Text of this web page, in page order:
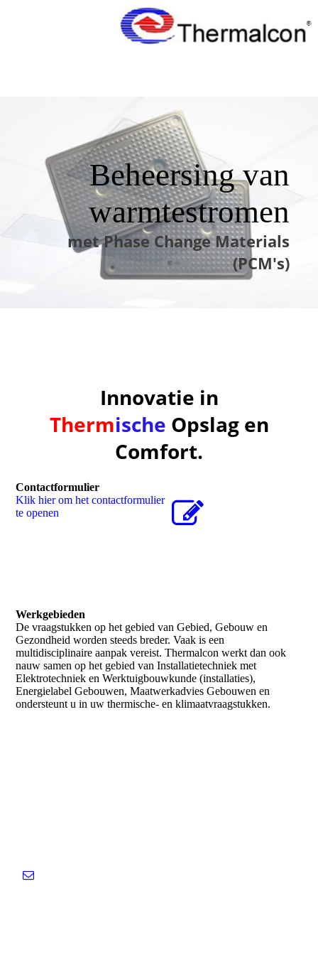
Beheersing van
warmtestromen
met Phase Change Materials
(PCM's)
Innovatie in
Thermische Opslag en
Comfort.
Contactformulier
Klik hier om het contactformulier
te openen
Werkgebieden
De vraagstukken op het gebied van Gebied, Gebouw en
Gezondheid worden steeds breder. Vaak is een
multidisciplinaire aanpak vereist. Thermalcon werkt dan ook
nauw samen op het gebied van Installatietechniek met
Elektrotechniek en Werktuigbouwkunde (installaties),
Energielabel Gebouwen, Maatwerkadvies Gebouwen en
ondersteunt u in uw thermische- en klimaatvraagstukken.